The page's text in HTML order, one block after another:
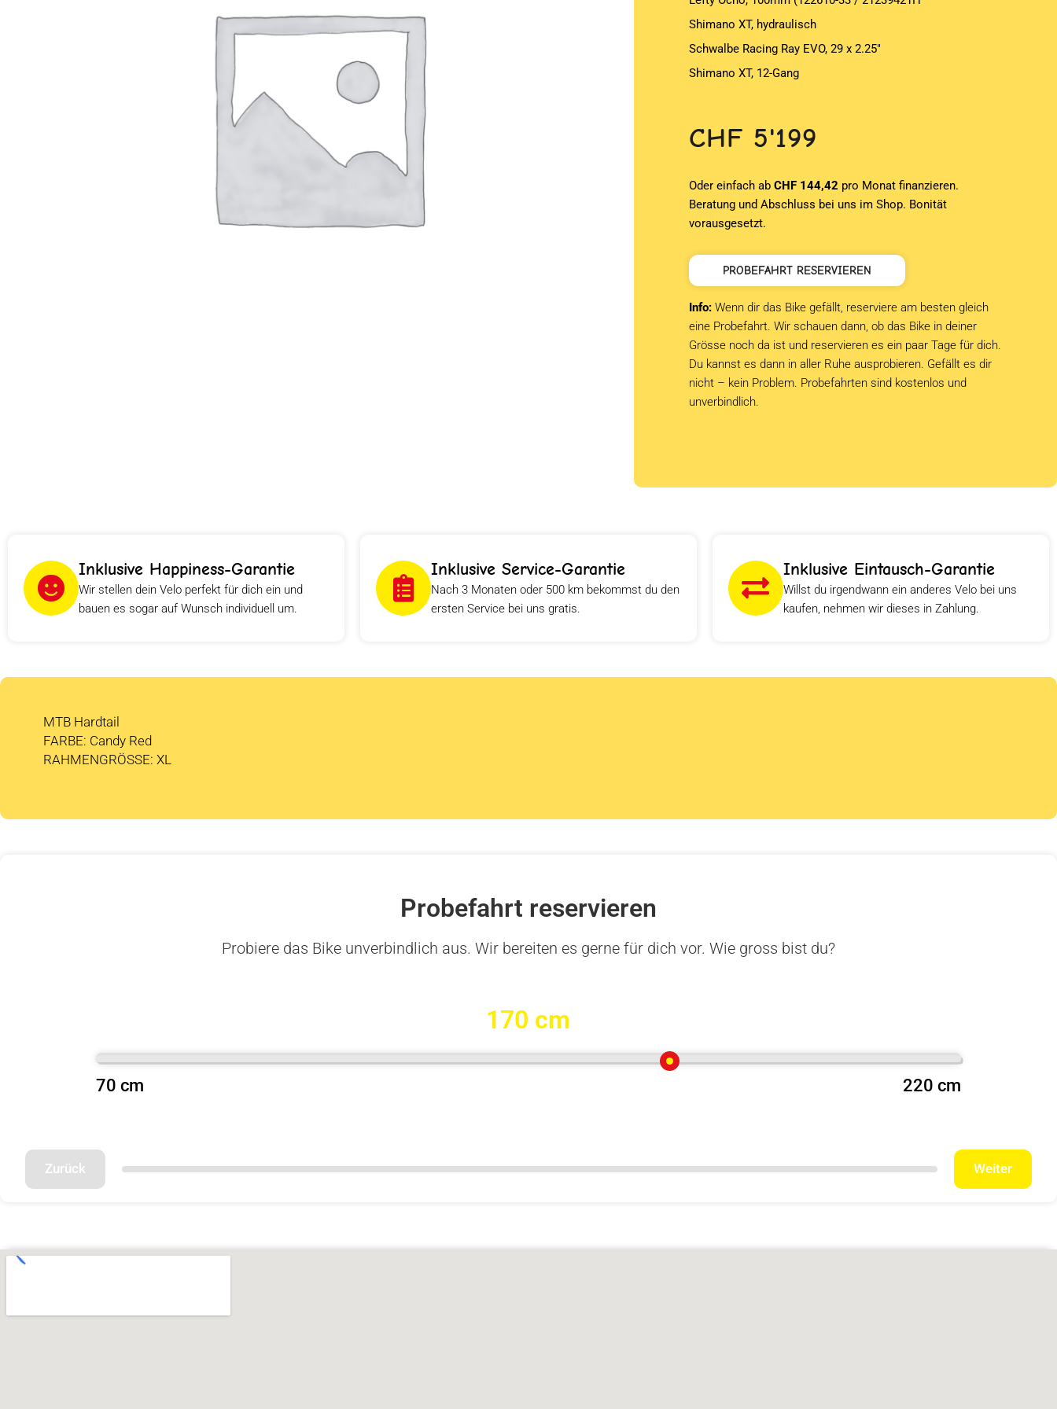
Shimano XT, hydraulisch
Schwalbe Racing Ray EVO, 29 x 2.25″
Shimano XT, 12-Gang
CHF 5'199
Oder einfach abCHF 144,42 pro Monat finanzieren.
Beratung und Abschluss bei uns im Shop. Bonität
vorausgesetzt.
PROBEFAHRT RESERVIEREN
Info: Wenn dir das Bike gefällt, reserviere am besten gleich
eine Probefahrt. Wir schauen dann, ob das Bike in deiner
Grösse noch da ist und reservieren es ein paar Tage für dich.
Du kannst es dann in aller Ruhe ausprobieren. Gefällt es dir
nicht – kein Problem. Probefahrten sind kostenlos und
unverbindlich.
Inklusive Happiness-Garantie
Wir stellen dein Velo perfekt für dich ein und
bauen es sogar auf Wunsch individuell um.
Inklusive Service-Garantie
Nach 3 Monaten oder 500 km bekommst du den
ersten Service bei uns gratis.
Inklusive Eintausch-Garantie
Willst du irgendwann ein anderes Velo bei uns
kaufen, nehmen wir dieses in Zahlung.
MTB Hardtail
FARBE: Candy Red
RAHMENGRÖSSE: XL
Probefahrt reservieren
Probiere das Bike unverbindlich aus. Wir bereiten es gerne für dich vor. Wie gross bist du?
170 cm
70 cm 220 cm
Zurück Weiter